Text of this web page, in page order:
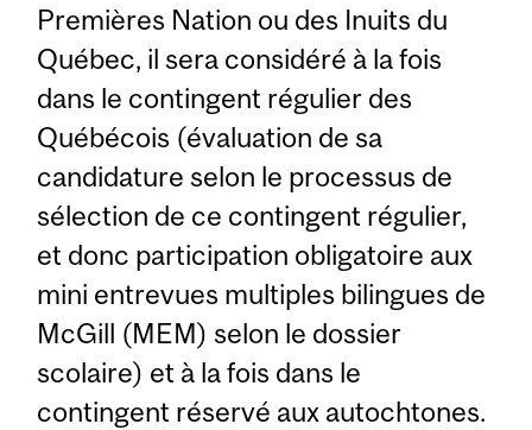
Premières Nation ou des Inuits du
Québec, il sera considéré à la fois
dans le contingent régulier des
Québécois (évaluation de sa
candidature selon le processus de
sélection de ce contingent régulier,
et donc participation obligatoire aux
mini entrevues multiples bilingues de
McGill (MEM) selon le dossier
scolaire) et à la fois dans le
contingent réservé aux autochtones.